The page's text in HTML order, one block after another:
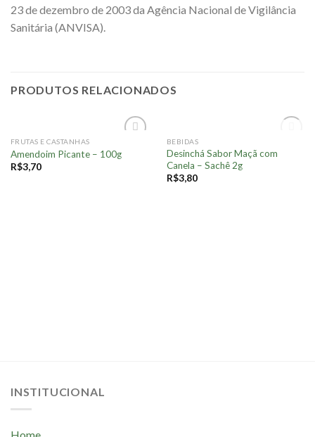
23 de dezembro de 2003 da Agência Nacional de Vigilância
Sanitária (ANVISA).
PRODUTOS RELACIONADOS
à lista.
FRUTAS E CASTANHAS
Amendoim Picante – 100g
R$3,70
à lista.
FORA DE ESTOQUE
BEBIDAS
Desinchá Sabor Maçã com
Canela – Sachê 2g
R$3,80
INSTITUCIONAL
Home